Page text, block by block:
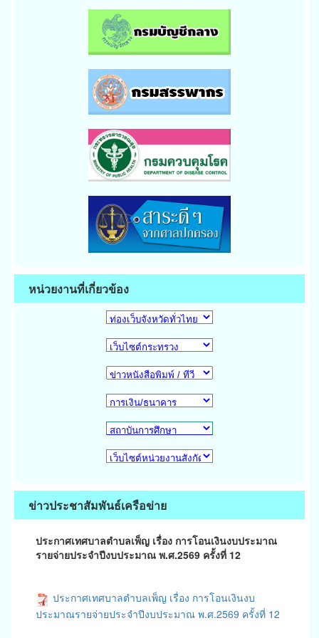
หน่วยงานที่เกี่ยวข้อง
ข่าวประชาสัมพันธ์เครือข่าย
ประกาศเทศบาลตำบลเพ็ญ เรื่อง การโอนเงินงบประมาณ
รายจ่ายประจำปีงบประมาณ พ.ศ.2569 ครั้งที่ 12
ประกาศเทศบาลตำบลเพ็ญ เรื่อง การโอนเงินงบ
ประมาณรายจ่ายประจำปีงบประมาณ พ.ศ.2569 ครั้งที่ 12